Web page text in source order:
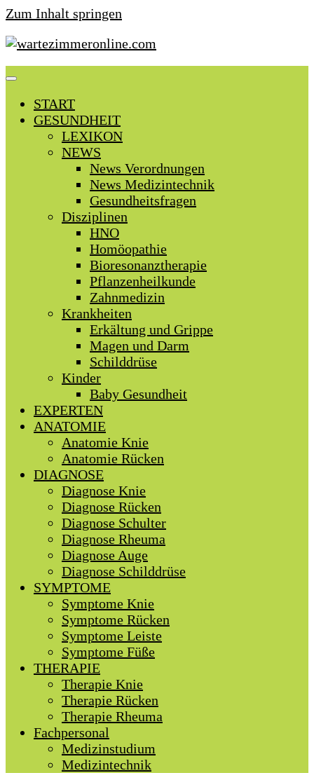
Zum Inhalt springen
START
GESUNDHEIT
LEXIKON
NEWS
News Verordnungen
News Medizintechnik
Gesundheitsfragen
Disziplinen
HNO
Homöopathie
Bioresonanztherapie
Pflanzenheilkunde
Zahnmedizin
Krankheiten
Erkältung und Grippe
Magen und Darm
Schilddrüse
Kinder
Baby Gesundheit
EXPERTEN
ANATOMIE
Anatomie Knie
Anatomie Rücken
DIAGNOSE
Diagnose Knie
Diagnose Rücken
Diagnose Schulter
Diagnose Rheuma
Diagnose Auge
Diagnose Schilddrüse
SYMPTOME
Symptome Knie
Symptome Rücken
Symptome Leiste
Symptome Füße
THERAPIE
Therapie Knie
Therapie Rücken
Therapie Rheuma
Fachpersonal
Medizinstudium
Medizintechnik